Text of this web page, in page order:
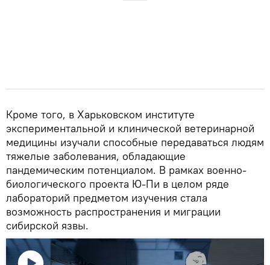
Кроме того, в Харьковском институте
экспериментальной и клинической ветеринарной
медицины изучали способные передаваться людям
тяжелые заболевания, обладающие
пандемическим потенциалом. В рамках военно-
биологического проекта Ю-Пи в целом ряде
лабораторий предметом изучения стала
возможность распространения и миграции
сибирской язвы.